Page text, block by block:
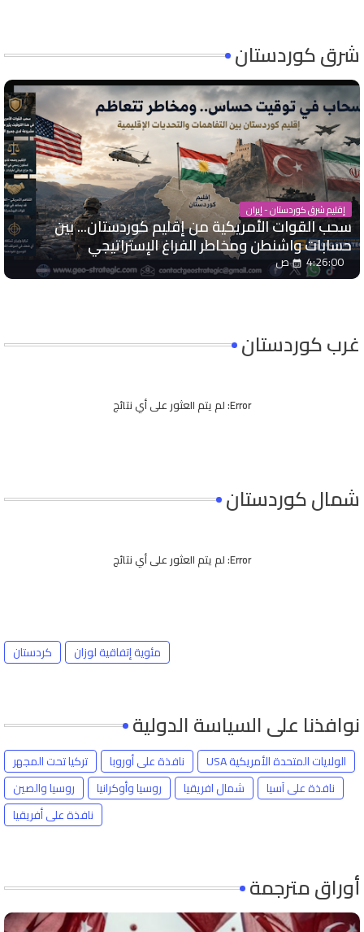
شرق كوردستان
إقليم شرق كوردستان - إيران
سحب القوات الأمريكية من إقليم كوردستان... بين
حسابات واشنطن ومخاطر الفراغ الإستراتيجي
4:26:00 ص
غرب كوردستان
Error: لم يتم العثور على أي نتائج
شمال كوردستان
Error: لم يتم العثور على أي نتائج
كردستان مئوية إتفاقية لوزان
نوافذنا على السياسة الدولية
تركيا تحت المجهر نافذة على أوروبا
الولايات المتحدة الأمريكية USA
روسيا والصين
روسيا وأوكرانيا شمال افريقيا
نافذة على آسيا
نافذة على أفريقيا
أوراق مترجمة